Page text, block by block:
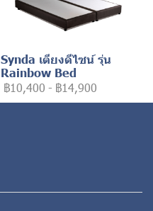
Synda เตียงดีไซน์ รุ่น
Rainbow Bed
฿10,400 - ฿14,900